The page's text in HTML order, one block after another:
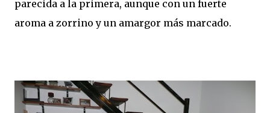
parecida a la primera, aunque con un fuerte
aroma a zorrino y un amargor más marcado.